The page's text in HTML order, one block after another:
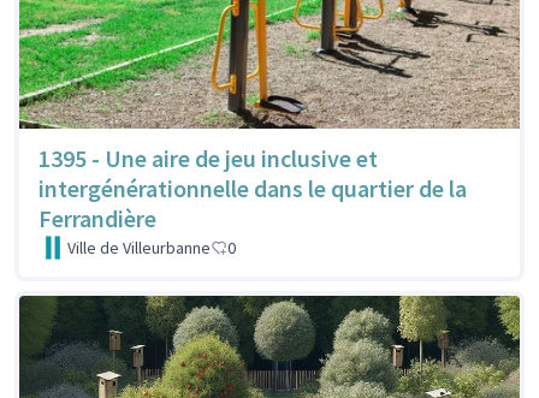
1395 - Une aire de jeu inclusive et
intergénérationnelle dans le quartier de la
Ferrandière
Ville de Villeurbanne 0